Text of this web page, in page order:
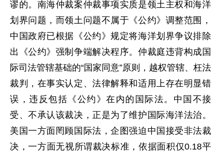
谬的。南海仲裁案仲裁事项实质是领土主权和海洋
划界问题，而领土问题不属于《公约》调整范围，
中国政府已根据《公约》规定将海洋划界争议排除
出《公约》强制争端解决程序。仲裁庭违背构成国
际司法管辖基础的“国家同意”原则，越权管辖、枉法
裁判，在事实认定、法律解释和适用上存在明显错
误，违反包括《公约》在内的国际法。中国不接
受、不承认该裁决，正是为了维护国际海洋法治。
美国一方面罔顾国际法，企图强迫中国接受非法裁
决，一方面无视所谓裁决标准，依据面积仅0.18平